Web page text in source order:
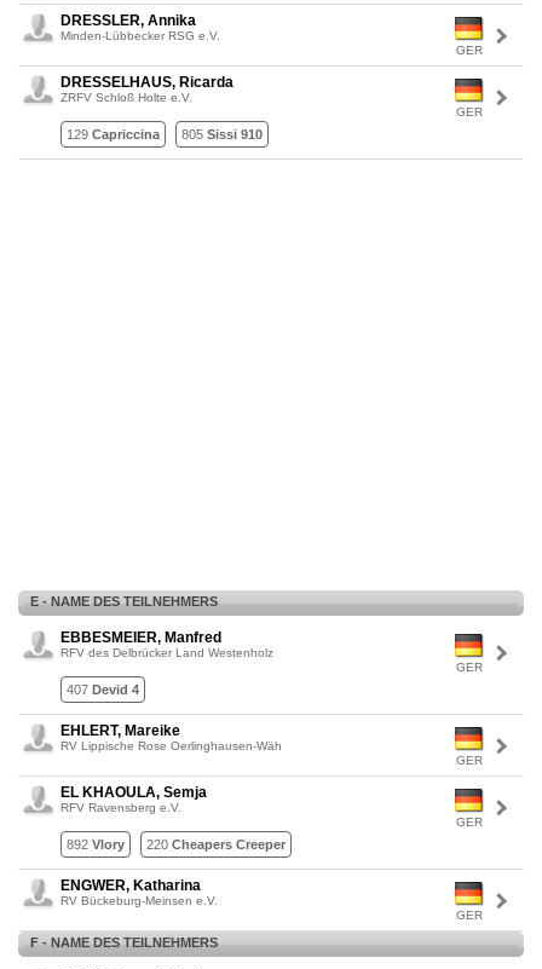
GER
DRESSLER, Annika
Minden-Lübbecker RSG e.V.
GER
DRESSELHAUS, Ricarda
ZRFV Schloß Holte e.V.
129 Capriccina 805 Sissi 910
E - NAME DES TEILNEHMERS
GER
EBBESMEIER, Manfred
RFV des Delbrücker Land Westenholz
407 Devid 4
GER
EHLERT, Mareike
RV Lippische Rose Oerlinghausen-Wäh
GER
EL KHAOULA, Semja
RFV Ravensberg e.V.
892 Vlory 220 Cheapers Creeper
GER
ENGWER, Katharina
RV Bückeburg-Meinsen e.V.
F - NAME DES TEILNEHMERS